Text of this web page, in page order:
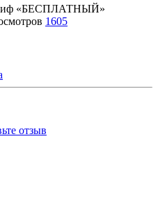
«БЕСПЛАТНЫЙ»
1605
отзыв